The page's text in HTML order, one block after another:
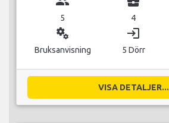
5 4
miscellaneous_services
Bruksanvisning
login
5 Dörr
VISA DETALJER...